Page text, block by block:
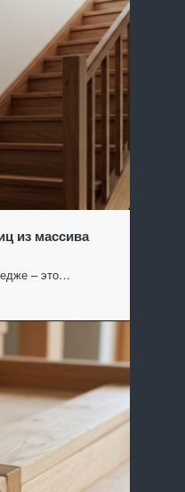
из массива
– это…